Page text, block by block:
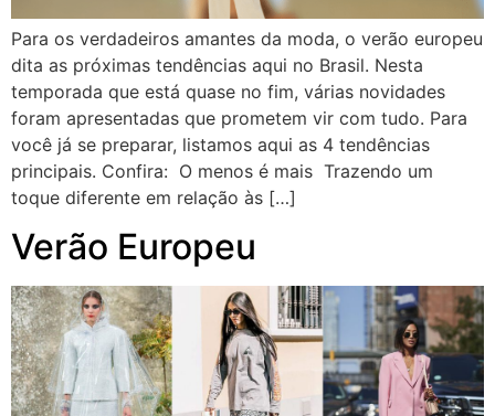
Para os verdadeiros amantes da moda, o verão europeu
dita as próximas tendências aqui no Brasil. Nesta
temporada que está quase no fim, várias novidades
foram apresentadas que prometem vir com tudo. Para
você já se preparar, listamos aqui as 4 tendências
principais. Confira: O menos é mais Trazendo um
toque diferente em relação às […]
Verão Europeu